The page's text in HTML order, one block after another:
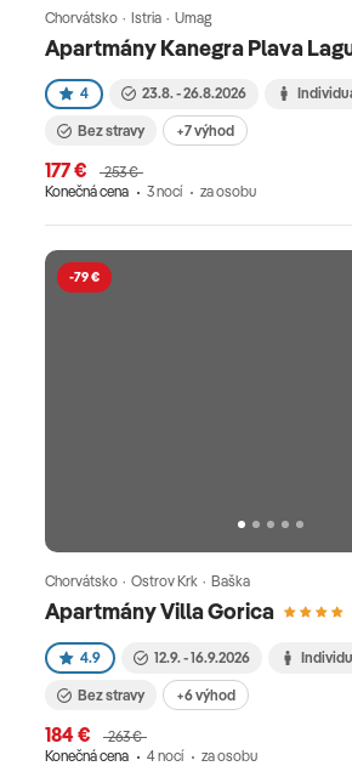
Apartmány Kanegra Plava
Chorvátsko · Istria · Umag
4 23.8. - 26.8.2026
Bez stravy +7 výhod
177 €
253 €
Konečná cena
3 nocí za osobu
-79 €
Apartmány Villa Gorica
Chorvátsko · Ostrov Krk · Baška
4.9 12.9. - 16.9.2026
Bez stravy +6 výhod
184 €
263 €
Konečná cena
4 nocí za osobu